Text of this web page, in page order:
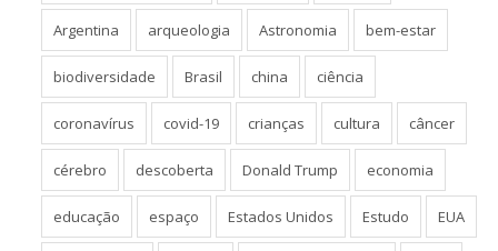
Argentina arqueologia Astronomia bem-estar
biodiversidade Brasil china ciência
coronavírus covid-19 crianças cultura câncer
cérebro descoberta Donald Trump economia
educação espaço Estados Unidos Estudo EUA